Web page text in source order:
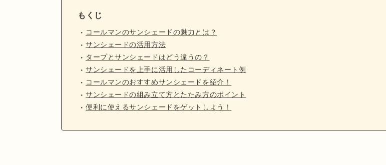
もくじ
コールマンのサンシェードの魅力とは？
サンシェードの活用方法
タープとサンシェードはどう違うの？
サンシェードを上手に活用したコーディネート例
コールマンのおすすめサンシェードを紹介！
サンシェードの組み立て方とたたみ方のポイント
便利に使えるサンシェードをゲットしよう！